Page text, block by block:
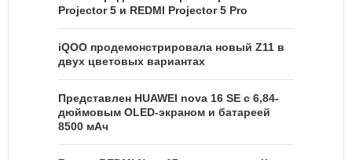
Projector 5 и REDMI Projector 5 Pro
iQOO продемонстрировала новый Z11 в
двух цветовых вариантах
Представлен HUAWEI nova 16 SE с 6,84-
дюймовым OLED-экраном и батареей
8500 мАч